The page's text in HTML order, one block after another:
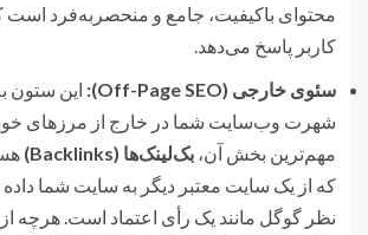
محتوای باکیفیت، جامع و منحصربه‌فرد است که
کاربر پاسخ می‌دهد.
سئوی خارجی (Off-Page SEO):
این ستون
شهرت وب‌سایت شما در خارج از مرزهای
مهم‌ترین بخش آن، بک‌لینک‌ها (Backlinks)
که از یک سایت معتبر دیگر به سایت شما
نظر گوگل مانند یک رأی اعتماد است. هرچه